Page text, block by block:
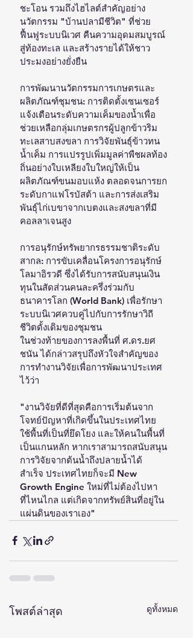
ชะโอน รวมถึงไฮไลต์สำคัญอย่าง
นวัตกรรม "บ้านปลามีชีวิต" ที่ช่วย
ฟื้นฟูระบบนิเวศ คืนความอุดมสมบูรณ์
สู่ท้องทะเล และสร้างรายได้ให้ชาว
ประมงอย่างยั่งยืน
การพัฒนานวัตกรรมการเกษตรและ
ผลิตภัณฑ์ชุมชน: การติดตั้งเซนเซอร์
แจ้งเตือนระดับความเค็มของน้ำเพื่อ
ช่วยเหลือกลุ่มเกษตรกรผู้ปลูกข้าวริม
ทะเลสาบสงขลา การวิจัยพันธุ์ข้าวทน
น้ำเค็ม การแปรรูปเพิ่มมูลค่าพืชผลท้อง
ถิ่นอย่างใบเหลียงใบใหญ่ให้เป็น
ผลิตภัณฑ์ขนมอบแห้ง ตลอดจนการยก
ระดับกาแฟโรบัสต้า และการส่งเสริม
พันธุ์ไก่เบขาจากเบตงและสงขลาที่มี
คอลลาเจนสูง
การอนุรักษ์ทรัพยากรธรรมชาติระดับ
สากล: การขับเคลื่อนโครงการอนุรักษ์
โลมาอิรวดี ซึ่งได้รับการสนับสนุนเงิน
ทุนในสัดส่วนคนละครึ่งร่วมกับ
ธนาคารโลก (World Bank) เพื่อรักษา
ระบบนิเวศควบคู่ไปกับการรักษาวิถี
ชีวิตดั้งเดิมของชุมชน
ในช่วงท้ายของการลงพื้นที่ ศ.ดร.ยศ
ชนัน ได้กล่าวสรุปถึงหัวใจสำคัญของ
การทำงานวิจัยเพื่อการพัฒนาประเทศ
ไว้ว่า
"งานวิจัยที่ดีที่สุดคือการเริ่มต้นจาก
โจทย์ปัญหาที่เกิดขึ้นในประเทศไทย
ใช้พื้นที่เป็นที่ยึดโยง และให้คนในพื้นที่
เป็นแกนหลัก หากเราสามารถสนับสนุน
การวิจัยจากต้นน้ำถึงปลายน้ำได้
สำเร็จ ประเทศไทยก็จะมี New
Growth Engine ใหม่ที่ไม่ต้องไปหา
ที่ไหนไกล แต่เกิดจากทรัพย์สินที่อยู่ใน
แผ่นดินของเราเอง"
โพสต์ล่าสุด ดูทั้งหมด